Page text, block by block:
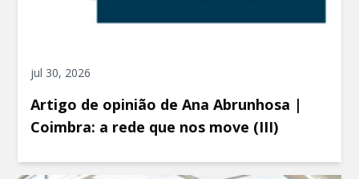
jul 30, 2026
Artigo de opinião de Ana Abrunhosa |
Coimbra: a rede que nos move (III)